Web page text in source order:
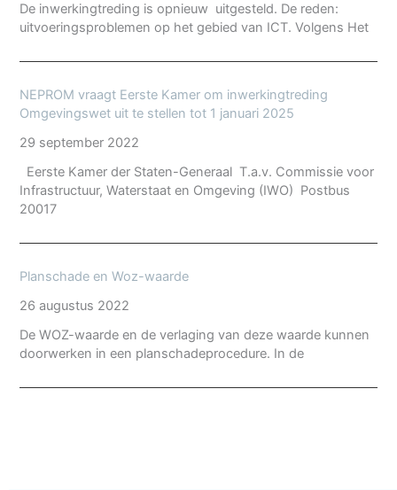
De inwerkingtreding is opnieuw uitgesteld. De reden:
uitvoeringsproblemen op het gebied van ICT. Volgens Het
NEPROM vraagt Eerste Kamer om inwerkingtreding
Omgevingswet uit te stellen tot 1 januari 2025
29 september 2022
Eerste Kamer der Staten-Generaal T.a.v. Commissie voor
Infrastructuur, Waterstaat en Omgeving (IWO) Postbus
20017
Planschade en Woz-waarde
26 augustus 2022
De WOZ-waarde en de verlaging van deze waarde kunnen
doorwerken in een planschadeprocedure. In de